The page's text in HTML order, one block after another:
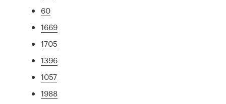
60
1669
1705
1396
1057
1988